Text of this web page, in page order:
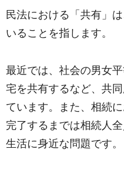
民法における「共有」
いることを指します。
最近では、社会の男女
宅を共有するなど、共
ています。また、相続
完了するまでは相続人
生活に身近な問題です。